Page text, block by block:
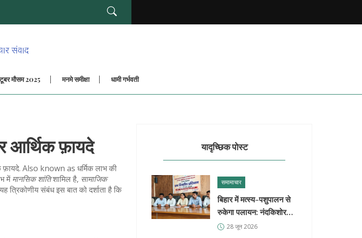
मौसम 2025 मनमे समीक्षा धामी गर्भवती
आर्थिक फ़ायदे
फ़ायदे. Also known as धर्मिक लाभकी
मेंमानसिक शांतिशामिल है, सामाजिक
त्रिकोणीय संबंध इस बात को दर्शाता है कि
यादृच्छिक पोस्ट
समामाचार
बिहार में मत्स्य-पशुपालन से
रुकेगा पलायन: नंदकिशोर
राम का दावा
28 जून 2026